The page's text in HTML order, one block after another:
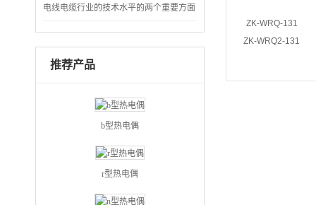
90%
电线电缆行业的技术水平的两个重要方面
推荐产品
b型热电偶
r型热电偶
ZK-WRQ-131
ZK-WRQ2-131